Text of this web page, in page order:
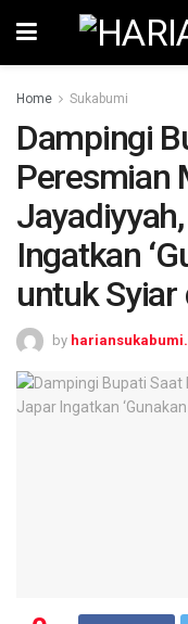
Home Sukabumi
Dampingi
Peresmian
Ingatkan
untuk Syiar
by